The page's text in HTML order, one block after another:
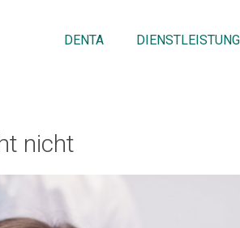
DENTA
nicht